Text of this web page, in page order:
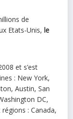
de
Etats-Unis, le
et s’est
: New York,
Austin, San
DC,
: Canada,